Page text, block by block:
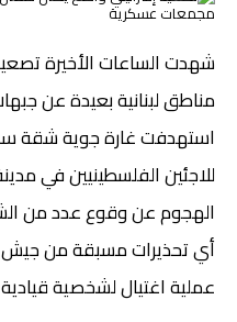
شهدت الساعات الأخيرة
مناطق لبنانية بعيدة عن
استهدفت غارة جوية شقة
للاجئين الفلسطينيين في
الهجوم عن وقوع عدد من
أي تحذيرات مسبقة من جيش
عملية اغتيال لشخصية